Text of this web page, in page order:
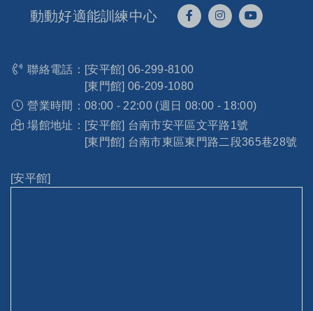
動動好適能訓練中心
聯絡電話： [安平館] 06-299-8100
[東門館] 06-209-1080
營業時間： 08:00 - 22:00 (週日 08:00 - 18:00)
場館地址： [安平館] 台南市安平區文平路1號
[東門館] 台南市東區東門路二段365巷28號
[安平館]